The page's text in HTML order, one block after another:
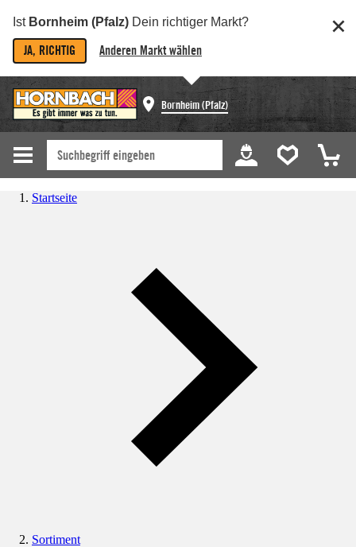
Ist Bornheim (Pfalz) Dein richtiger Markt?
JA, RICHTIG Anderen Markt wählen
Bornheim (Pfalz)
Startseite
Sortiment